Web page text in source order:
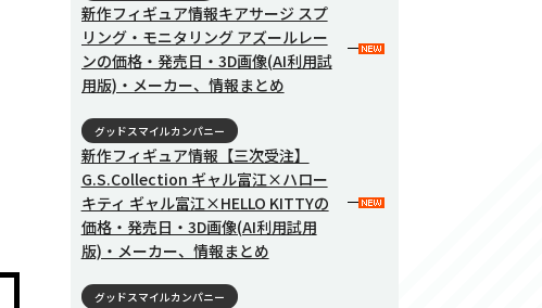
新作フィギュア情報キアサージ スプ
リング・モニタリング アズールレー
ンの価格・発売日・3D画像(AI利用試
用版)・メーカー、情報まとめ
グッドスマイルカンパニー
新作フィギュア情報【三次受注】
G.S.Collection ギャル富江×ハロー
キティ ギャル富江×HELLO KITTYの
価格・発売日・3D画像(AI利用試用
版)・メーカー、情報まとめ
グッドスマイルカンパニー